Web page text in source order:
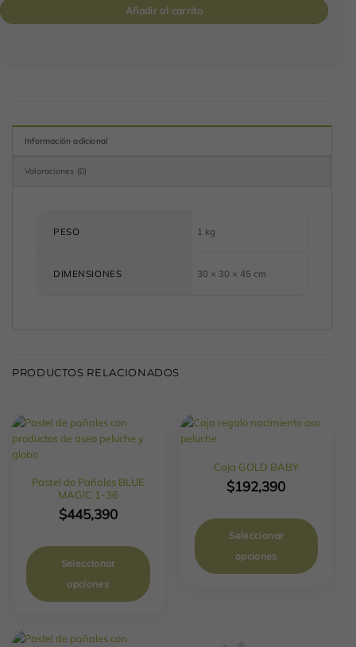
Añadir al carrito
Información adicional
Valoraciones (0)
PESO 1 kg
DIMENSIONES 30 × 30 × 45 cm
PRODUCTOS RELACIONADOS
Pastel de Pañales BLUE
MAGIC 1-36
$445,390
Seleccionar
opciones
Caja GOLD BABY
$192,390
Seleccionar
opciones